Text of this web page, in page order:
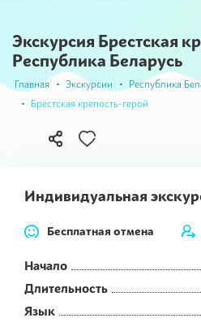
Экскурсия Брестская
Республика Беларусь
Главная Экскурсии Республика
Брестская крепость-герой
Индивидуальная
Бесплатная отмена
Начало
Длительность
Язык